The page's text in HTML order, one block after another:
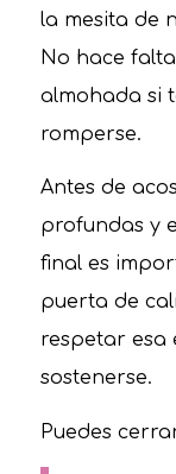
la mesita de
No hace
almohada si
romperse.
Antes de
profundas y
final es
puerta de
respetar esa
sostenerse.
Puedes